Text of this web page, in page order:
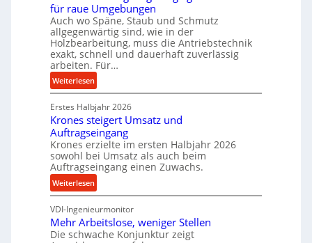
e
i
m
D
r
ü
c
k
p
r
o
z
e
s
s
e
l
g
e
w
i
n
d
e
t
r
i
e
b
u
n
d
H
für raue Umgebungen
Auch wo Späne, Staub und Schmutz
allgegenwärtig sind, wie in der
Holzbearbeitung, muss die Antriebstechnik
exakt, schnell und dauerhaft zuverlässig
arbeiten. Für…
Weiterlesen:
P
r
ä
z
i
s
e
u
n
d
l
a
Erstes Halbjahr 2026
Krones steigert Umsatz und
Auftragseingang
Krones erzielte im ersten Halbjahr 2026
sowohl bei Umsatz als auch beim
Auftragseingang einen Zuwachs.
Weiterlesen:
K
r
o
n
VDI-Ingenieurmonitor
Mehr Arbeitslose, weniger Stellen
Die schwache Konjunktur zeigt